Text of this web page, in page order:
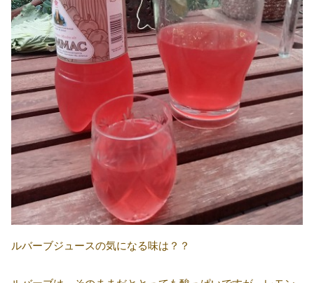
ルバーブジュースの気になる味は？？